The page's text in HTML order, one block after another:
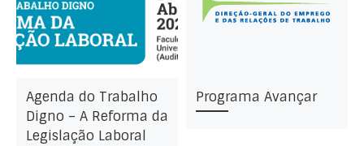
Agenda do Trabalho
Digno – A Reforma da
Legislação Laboral
Programa Avançar